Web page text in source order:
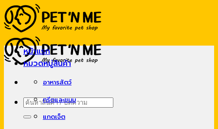
Skip
to
content
ค้นหา:
หน้าแรก
หมวดหมู่สินค้า
อาหารสัตว์
ทรีตและขนม
แกดเจ็ต